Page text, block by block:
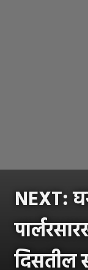
NEXT:
दिसतील